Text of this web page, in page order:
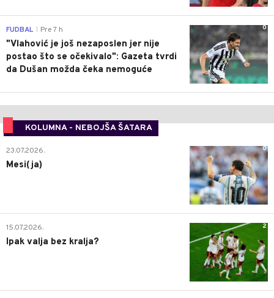
0
FUDBAL Pre 7 h
"Vlahović je još nezaposlen jer nije
postao što se očekivalo": Gazeta tvrdi
da Dušan možda čeka nemoguće
KOLUMNA - NEBOJŠA ŠATARA
0
23.07.2026.
Mesi(ja)
2
15.07.2026.
Ipak valja bez kralja?